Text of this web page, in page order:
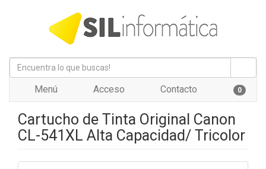
Menú Acceso Contacto 0
Cartucho de Tinta Original Canon
CL-541XL Alta Capacidad/ Tricolor